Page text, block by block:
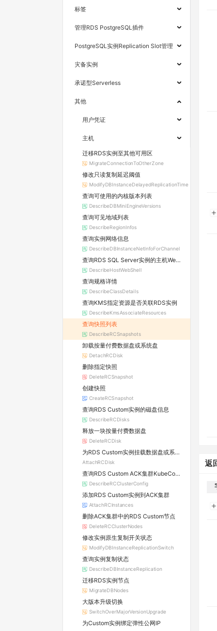
标签
管理RDS PostgreSQL插件
PostgreSQL实例Replication Slot管理
灾备实例
承诺型Serverless
其他
用户凭证
主机
迁移RDS实例至其他可用区
MigrateConnectionToOtherZone
修改只读复制延迟阈值
ModifyDBInstanceDelayedReplicationTime
查询可使用的内核版本列表
DescribeDBMiniEngineVersions
查询可见地域列表
DescribeRegionInfos
查询实例网络信息
DescribeDBInstanceNetInfoForChannel
查询RDS SQL Server实例的主机WebShell登录信息
DescribeHostWebShell
查询规格详情
DescribeClassDetails
查询KMS指定资源是否关联RDS实例
DescribeKmsAssociateResources
查询快照列表
DescribeRCSnapshots
卸载按量付费数据盘或系统盘
DetachRCDisk
删除指定快照
DeleteRCSnapshot
创建快照
CreateRCSnapshot
查询RDS Custom实例的磁盘信息
DescribeRCDisks
释放一块按量付费数据盘
DeleteRCDisk
为RDS Custom实例挂载数据盘或系统盘
AttachRCDisk
查询RDS Custom ACK集群KubeConfig
DescribeRCClusterConfig
添加RDS Custom实例到ACK集群
AttachRCInstances
删除ACK集群中的RDS Custom节点
DeleteRCClusterNodes
修改实例原生复制开关状态
ModifyDBInstanceReplicationSwitch
查询实例复制状态
DescribeDBInstanceReplication
迁移RDS实例节点
MigrateDBNodes
大版本升级切换
SwitchOverMajorVersionUpgrade
为Custom实例绑定弹性公网IP
返